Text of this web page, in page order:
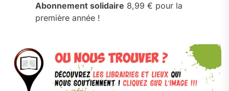
Abonnement solidaire 8,99 € pour la
première année !